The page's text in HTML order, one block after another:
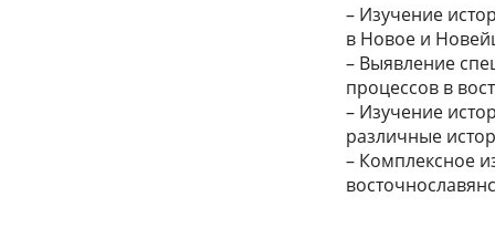
– Изучение
в Новое и
– Выявление
процессов в
– Изучение
различные
– Комплексное